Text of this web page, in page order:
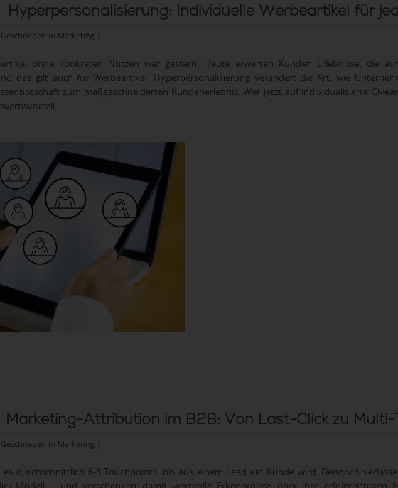
Hyperpersonalisierung: Individuelle Werbeartikel für
in Marketing
ohne konkreten Nutzen war gestern. Heute erwarten Kunden Erlebnisse, die
das gilt auch für Werbeartikel. Hyperpersonalisierung verändert die Art, wie
zum maßgeschneiderten Kundenerlebnis. Wer jetzt auf individualisierte
Marketing-Attribution im B2B: Von Last-Click zu Multi-
in Marketing
durchschnittlich 6-8 Touchpoints, bis aus einem Lead ein Kunde wird. Dennoch